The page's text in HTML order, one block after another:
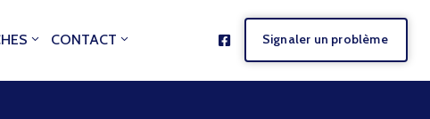
CONTACT Signaler un problème